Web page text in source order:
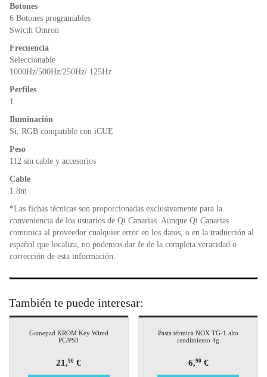
Botones
6 Botones programables
Swicth Omron
Frecuencia
Seleccionable
1000Hz/500Hz/250Hz/ 125Hz
Perfiles
1
Iluminación
Si, RGB compatible con iCUE
Peso
112 sin cable y accesorios
Cable
1.8m
*Las fichas técnicas son proporcionadas exclusivamente para la
conveniencia de los usuarios de Qi Canarias. Aunque Qi Canarias
comunica al proveedor cualquier error en los datos, o en la traducción al
español que localiza, no podemos dar fe de la completa veracidad o
corrección de esta información.
También te puede interesar:
Gamepad KROM Key Wired
PC/PS3
21,90 €
Pasta térmica NOX TG-1 alto
rendimiento 4g
6,90€